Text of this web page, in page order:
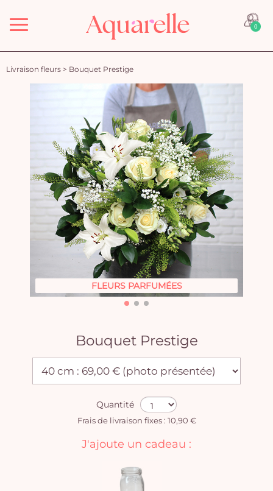
Menu 0
Livraison fleurs > Bouquet Prestige
FLEURS PARFUMÉES
Bouquet Prestige
Quantité
Frais de livraison fixes : 10,90 €
J'ajoute un cadeau :